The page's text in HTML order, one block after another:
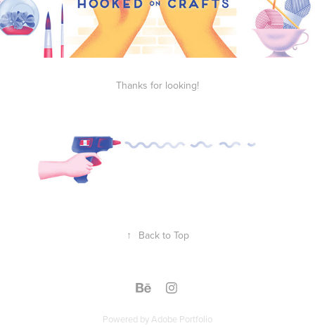
Thanks for looking!
↑ Back to Top
Powered byAdobe Portfolio